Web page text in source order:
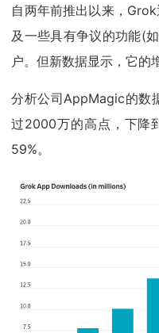
自两年前推出以来，
及一些具有争议的功能(
户。但新数据显示，它的
分析公司AppMagic的数
过2000万的高点，下降
59%。